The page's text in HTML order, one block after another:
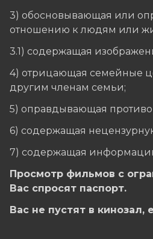
3) обосновывающая или
отношению к людям или
3.1) содержащая
4) отрицающая семейные
другим членам семьи;
5) оправдывающая
6) содержащая
7) содержащая
Просмотр фильмов с
Вас спросят паспорт.
Вас не пустят в кинозал,